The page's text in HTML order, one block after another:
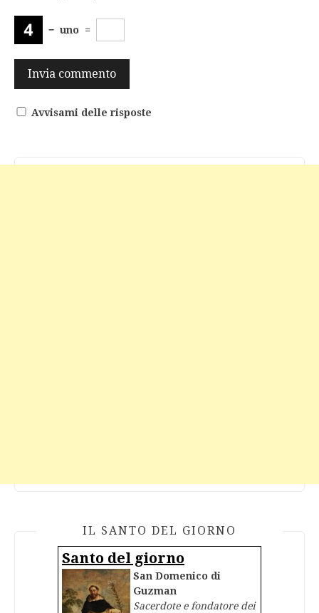
− uno =
Avvisami delle risposte
IL SANTO DEL GIORNO
Santo del giorno
San Domenico di
Guzman
Sacerdote e fondatore dei